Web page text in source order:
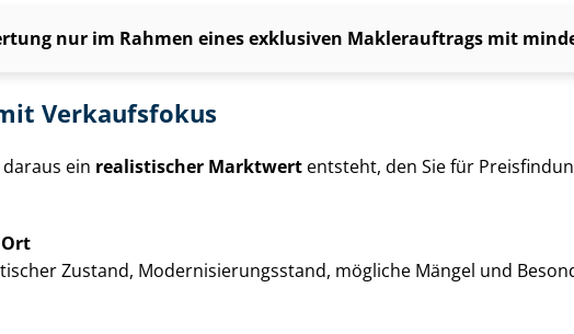
nur im Rahmen eines exklusiven Maklerauftrags mit
Verkaufsfokus
ein realistischer Marktwert entsteht, den Sie für
Zustand, Mo­der­ni­sie­rungs­stand, mögliche Mängel und